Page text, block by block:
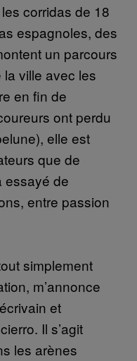
corridas de 18
espagnoles, des
un parcours
la ville avec les
en fin de
ont perdu
elle est
que de
essayé de
entre passion
simplement
m’annonce
et
Il s’agit
les arènes